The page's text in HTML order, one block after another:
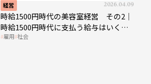
経営 2026.04.09
時給1500円時代の美容室経営 その2｜
時給1500円時代に支払う給与はいくら
なのか
雇用 社会